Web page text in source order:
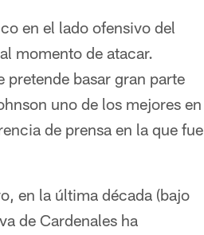
en el lado ofensivo del
momento de atacar.
basar gran parte
uno de los mejores en
de prensa en la que fue
en la última década (bajo
de Cardenales ha